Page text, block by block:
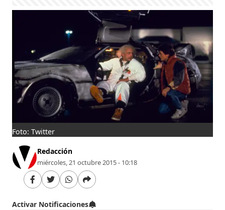
Foto: Twitter
Redacción
miércoles, 21 octubre 2015 - 10:18
Activar Notificaciones